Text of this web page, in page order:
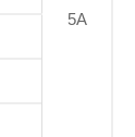
5А